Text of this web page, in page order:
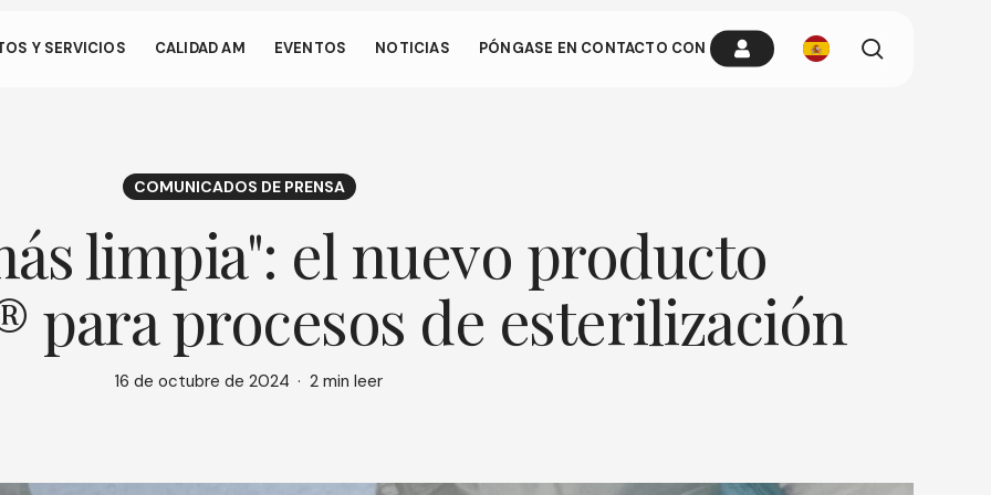
Y SERVICIOS CALIDAD AM EVENTOS NOTICIAS PÓNGASE EN CONTACTO CON
COMUNICADOS DE PRENSA
limpia": el nuevo producto
para procesos de esterilización
16 de octubre de 2024 2 min leer